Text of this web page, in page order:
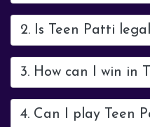
2. Is Teen Patti
3. How can I win in
4. Can I play Teen